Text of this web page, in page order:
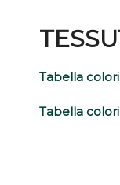
Tabella
Tabella